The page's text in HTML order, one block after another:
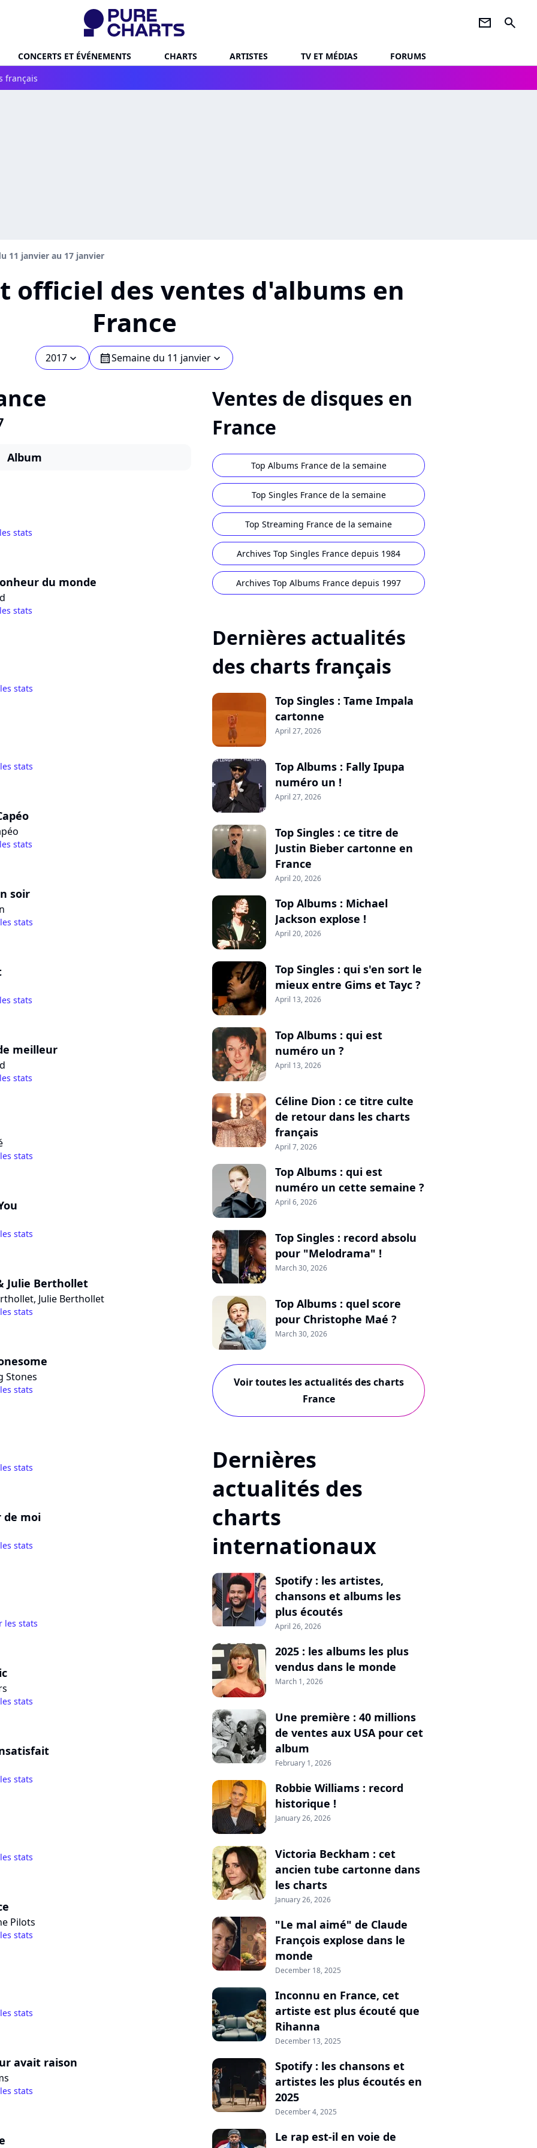
newsletter search
CONCERTS ET ÉVÉNEMENTS CHARTS ARTISTES TV ET MÉDIAS
FORUMS
français
11 janvier au 17 janvier
officiel des ventes d'albums en
France
2017 chevron_bot calendarSemaine du 11 janvier chevron_bot
Album
stats
du monde
stats
stats
stats
stats
soir
stats
stats
meilleur
stats
stats
stats
Julie Berthollet
Julie Berthollet
stats
Stones
stats
stats
de moi
stats
les stats
stats
stats
stats
Pilots
stats
stats
avait raison
stats
Ventes de disques en
France
Top Albums France de la semaine
Top Singles France de la semaine
Top Streaming France de la semaine
Archives Top Singles France depuis 1984
Archives Top Albums France depuis 1997
Dernières actualités
des charts français
Top Singles : Tame Impala
cartonne
April 27, 2026
Top Albums : Fally Ipupa
numéro un !
April 27, 2026
Top Singles : ce titre de
Justin Bieber cartonne en
France
April 20, 2026
Top Albums : Michael
Jackson explose !
April 20, 2026
Top Singles : qui s'en sort le
mieux entre Gims et Tayc ?
April 13, 2026
Top Albums : qui est
numéro un ?
April 13, 2026
Céline Dion : ce titre culte
de retour dans les charts
français
April 7, 2026
Top Albums : qui est
numéro un cette semaine ?
April 6, 2026
Top Singles : record absolu
pour "Melodrama" !
March 30, 2026
Top Albums : quel score
pour Christophe Maé ?
March 30, 2026
Voir toutes les actualités des charts
France
Dernières
actualités des
charts
internationaux
Spotify : les artistes,
chansons et albums les
plus écoutés
April 26, 2026
2025 : les albums les plus
vendus dans le monde
March 1, 2026
Une première : 40 millions
de ventes aux USA pour cet
album
February 1, 2026
Robbie Williams : record
historique !
January 26, 2026
Victoria Beckham : cet
ancien tube cartonne dans
les charts
January 26, 2026
"Le mal aimé" de Claude
François explose dans le
monde
December 18, 2025
Inconnu en France, cet
artiste est plus écouté que
Rihanna
December 13, 2025
Spotify : les chansons et
artistes les plus écoutés en
2025
December 4, 2025
Le rap est-il en voie de